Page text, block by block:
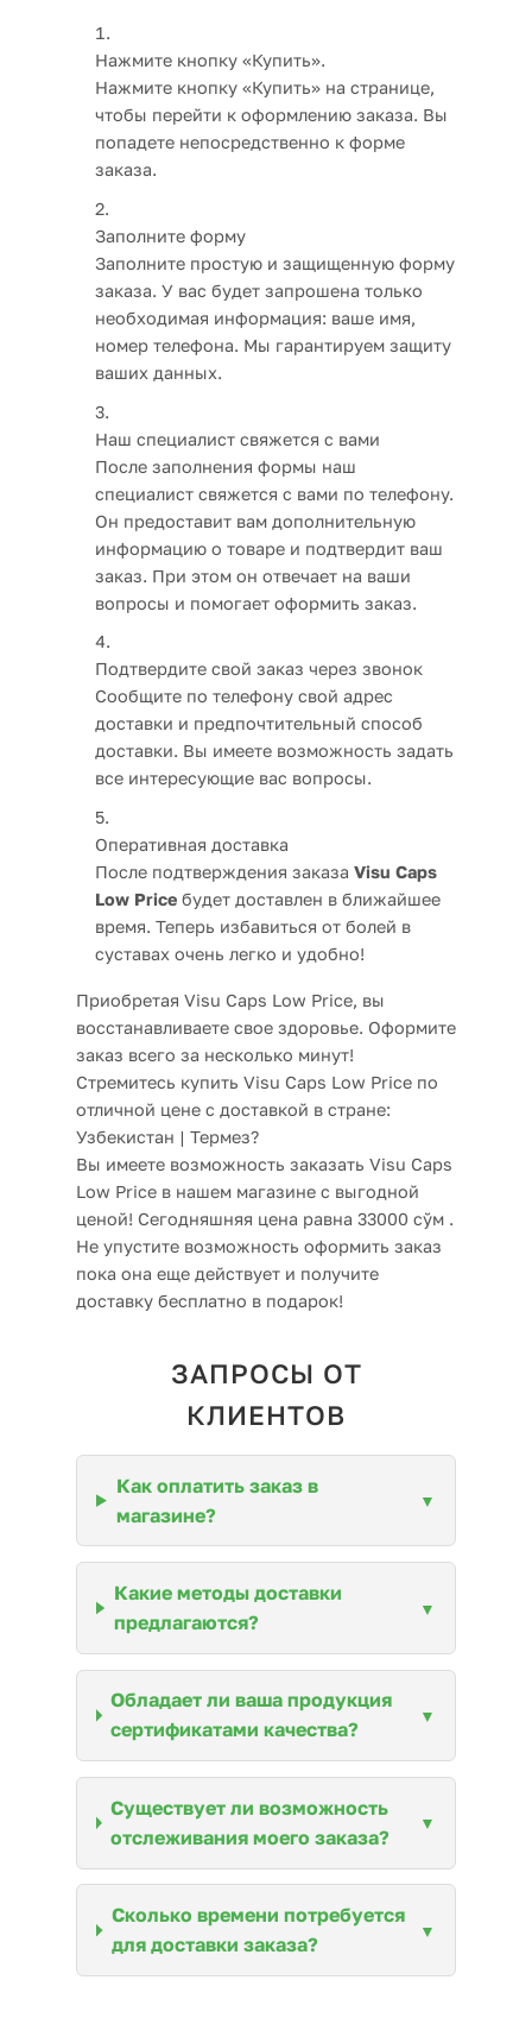
Нажмите кнопку «Купить».
Нажмите кнопку «Купить» на странице,
чтобы перейти к оформлению заказа. Вы
попадете непосредственно к форме
заказа.
Заполните форму
Заполните простую и защищенную форму
заказа. У вас будет запрошена только
необходимая информация: ваше имя,
номер телефона. Мы гарантируем защиту
ваших данных.
Наш специалист свяжется с вами
После заполнения формы наш
специалист свяжется с вами по телефону.
Он предоставит вам дополнительную
информацию о товаре и подтвердит ваш
заказ. При этом он отвечает на ваши
вопросы и помогает оформить заказ.
Подтвердите свой заказ через звонок
Сообщите по телефону свой адрес
доставки и предпочтительный способ
доставки. Вы имеете возможность задать
все интересующие вас вопросы.
Оперативная доставка
После подтверждения заказа Visu Caps
Low Price будет доставлен в ближайшее
время. Теперь избавиться от болей в
суставах очень легко и удобно!
Приобретая Visu Caps Low Price, вы
восстанавливаете свое здоровье. Оформите
заказ всего за несколько минут!
Стремитесь купить Visu Caps Low Price по
отличной цене с доставкой в стране:
Узбекистан | Термез?
Вы имеете возможность заказать Visu Caps
Low Price в нашем магазине с выгодной
ценой! Сегодняшняя цена равна 33000 сўм .
Не упустите возможность оформить заказ
пока она еще действует и получите
доставку бесплатно в подарок!
ЗАПРОСЫ ОТ
КЛИЕНТОВ
Как оплатить заказ в
магазине?
Какие методы доставки
предлагаются?
Обладает ли ваша продукция
сертификатами качества?
Существует ли возможность
отслеживания моего заказа?
Сколько времени потребуется
для доставки заказа?